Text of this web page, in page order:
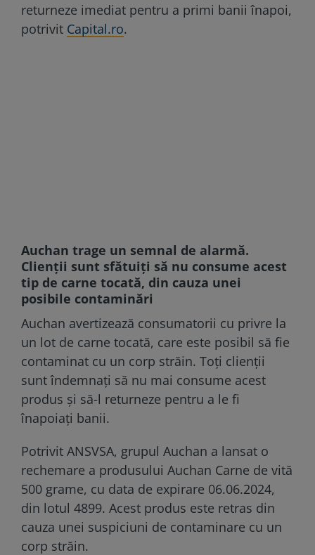
returneze imediat pentru a primi banii înapoi,
potrivit Capital.ro.
Auchan trage un semnal de alarmă.
Clienții sunt sfătuiți să nu consume acest
tip de carne tocată, din cauza unei
posibile contaminări
Auchan avertizează consumatorii cu privre la
un lot de carne tocată, care este posibil să fie
contaminat cu un corp străin. Toți clienții
sunt îndemnați să nu mai consume acest
produs și să-l returneze pentru a le fi
înapoiați banii.
Potrivit ANSVSA, grupul Auchan a lansat o
rechemare a produsului Auchan Carne de vită
500 grame, cu data de expirare 06.06.2024,
din lotul 4899. Acest produs este retras din
cauza unei suspiciuni de contaminare cu un
corp străin.